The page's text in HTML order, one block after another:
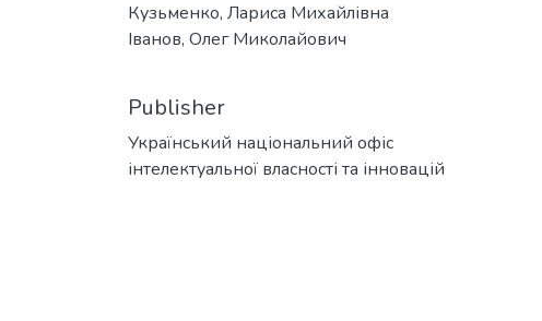
Кузьменко, Лариса Михайлівна
Іванов, Олег Миколайович
Publisher
Український національний офіс
інтелектуальної власності та інновацій